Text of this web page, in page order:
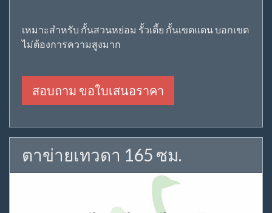
เหมาะสำหรับ กั้นสวนหย่อม รั้วเตี้ย กั้นเขตแดน บอกเขต
ไม่ต้องการความสูงมาก
สอบถาม ขอใบเสนอราคา
ตาข่ายเทวดา 165 ซม.